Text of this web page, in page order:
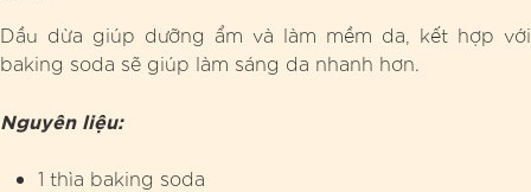
Dầu dừa giúp dưỡng ẩm và làm mềm da, kết hợp với
baking soda sẽ giúp làm sáng da nhanh hơn.
Nguyên liệu:
1 thìa baking soda